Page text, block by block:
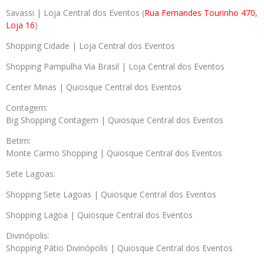
Savassi | Loja Central dos Eventos (Rua Fernandes Tourinho 470,
Loja 16)
Shopping Cidade | Loja Central dos Eventos
Shopping Pampulha Via Brasil | Loja Central dos Eventos
Center Minas | Quiosque Central dos Eventos
Contagem:
Big Shopping Contagem | Quiosque Central dos Eventos
Betim:
Monte Carmo Shopping | Quiosque Central dos Eventos
Sete Lagoas:
Shopping Sete Lagoas | Quiosque Central dos Eventos
Shopping Lagoa | Quiosque Central dos Eventos
Divinópolis:
Shopping Pátio Divinópolis | Quiosque Central dos Eventos